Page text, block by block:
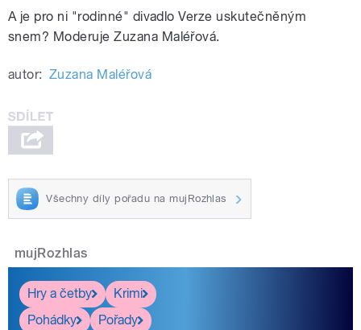
A je pro ni "rodinné" divadlo Verze uskutečněným
snem? Moderuje Zuzana Maléřová.
autor: Zuzana Maléřová
Všechny díly pořadu na mujRozhlas
mujRozhlas
Hry a četby
Krimi
Pohádky
Pořady